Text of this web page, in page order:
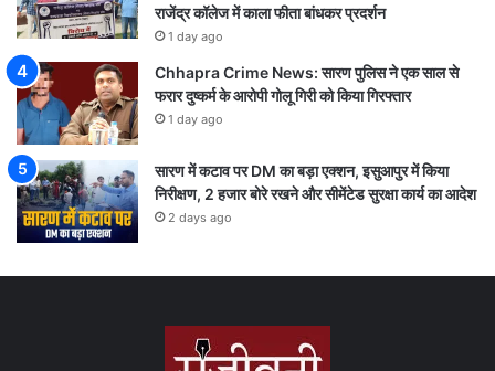
राजेंद्र कॉलेज में काला फीता बांधकर प्रदर्शन
1 day ago
Chhapra Crime News: सारण पुलिस ने एक साल से
फरार दुष्कर्म के आरोपी गोलू गिरी को किया गिरफ्तार
1 day ago
सारण में कटाव पर DM का बड़ा एक्शन, इसुआपुर में किया
निरीक्षण, 2 हजार बोरे रखने और सीमेंटेड सुरक्षा कार्य का आदेश
2 days ago